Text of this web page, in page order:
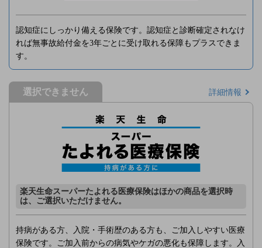
認知症にしっかり備える保険です。認知症と診断確定されなけ
れば無事故給付金を3年ごとに受け取れる保障もプラスできま
す。
選択できません 詳細情報
楽天生命スーパーたよれる医療保険はほかの商品を選択時
は、ご選択いただけません。
持病がある方、入院・手術歴のある方も、ご加入しやすい医療
保険です。ご加入前からの病気やケガの悪化も保障します。入